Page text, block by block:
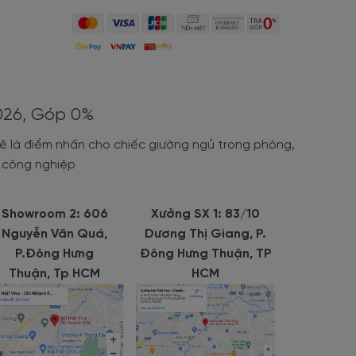
hơn.
trẻ
Góp 0%
là điểm nhấn cho chiếc giường ngủ trong phòng,
nghiệp
Showroom 2: 606
Nguyễn Văn Quá,
P.Đông Hưng
Thuận, Tp HCM
Xưởng SX 1: 83/10
Dương Thị Giang, P.
Đông Hưng Thuận, TP
HCM